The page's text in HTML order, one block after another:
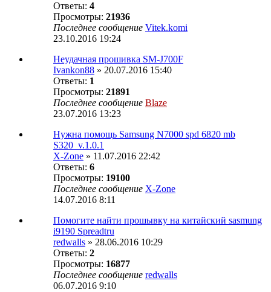
Ответы: 4
Просмотры: 21936
Последнее сообщение Vitek.komi
23.10.2016 19:24
Неудачная прошивка SM-J700F
Ivankon88 » 20.07.2016 15:40
Ответы: 1
Просмотры: 21891
Последнее сообщение Blaze
23.07.2016 13:23
Нужна помощь Samsung N7000 spd 6820 mb
S320_v.1.0.1
X-Zone » 11.07.2016 22:42
Ответы: 6
Просмотры: 19100
Последнее сообщение X-Zone
14.07.2016 8:11
Помогите найти прошывку на китайский sasmung
i9190 Spreadtru
redwalls » 28.06.2016 10:29
Ответы: 2
Просмотры: 16877
Последнее сообщение redwalls
06.07.2016 9:10